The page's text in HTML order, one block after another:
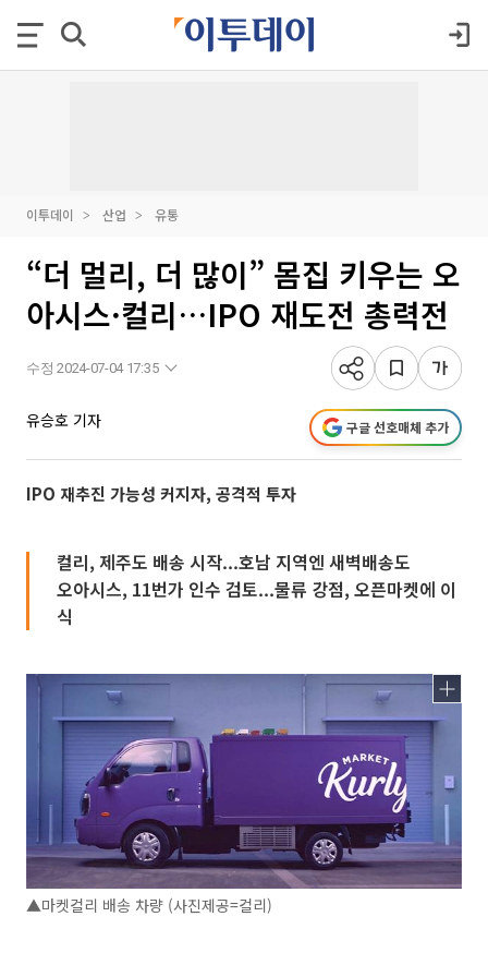
이투데이 산업 유통
“더 멀리, 더 많이” 몸집 키우는 오
아시스·컬리…IPO 재도전 총력전
수정 2024-07-04 17:35
유승호 기자 구글 선호매체 추가
IPO 재추진 가능성 커지자, 공격적 투자
컬리, 제주도 배송 시작...호남 지역엔 새벽배송도
오아시스, 11번가 인수 검토...물류 강점, 오픈마켓에 이
식
▲마켓컬리 배송 차량 (사진제공=컬리)